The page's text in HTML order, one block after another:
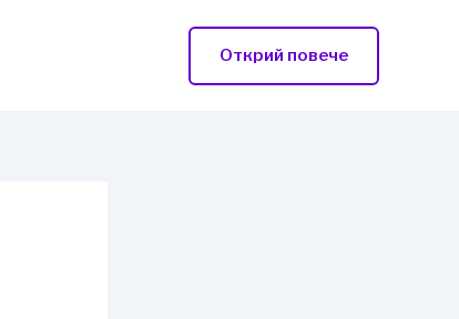
Открий повече